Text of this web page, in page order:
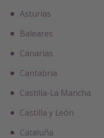
Asturias
Baleares
Canarias
Cantabria
Castilla-La Mancha
Castilla y León
Cataluña